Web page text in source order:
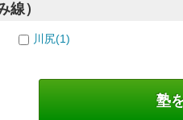
線）
川尻(1)